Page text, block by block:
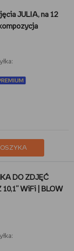
JULIA, na 12
DO ZDJĘĆ
WiFi | BLOW